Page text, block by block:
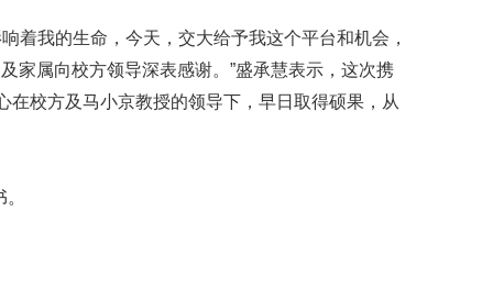
我的生命，今天，交大给予我这个平台和机会，
家属向校方领导深表感谢。”盛承慧表示，这次携
在校方及马小京教授的领导下，早日取得硕果，从